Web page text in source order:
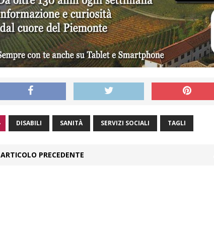
DISABILI SANITÀ SERVIZI SOCIALI TAGLI
ARTICOLO PRECEDENTE